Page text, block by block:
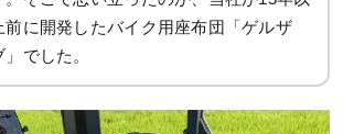
前に開発したバイク用座布団「ゲルザ
」でした。